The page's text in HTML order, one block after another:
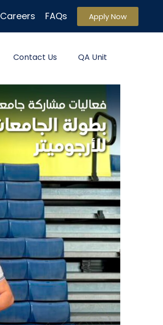
Careers FAQs Apply Now
Contact Us QA Unit